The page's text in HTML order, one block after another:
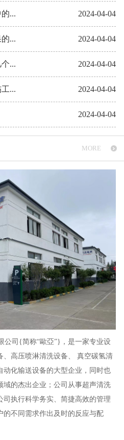
... 2024-04-04
... 2024-04-04
... 2024-04-04
... 2024-04-04
2024-04-04
MORE
{简称“歐亞”}，是一家专业设
高压喷淋清洗设备、 真空碳氢清
化输送设备的大型企业，同时也
的杰出企业；公司从事超声清洗
司执行科学务实、简捷高效的管理
不同需求作出及时的反应与配